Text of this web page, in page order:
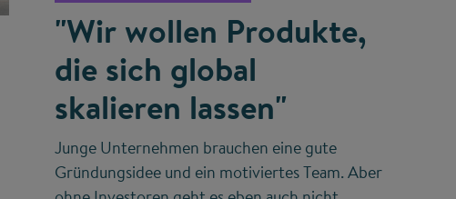
"Wir wollen Produkte,
die sich global
skalieren lassen"
Junge Unternehmen brauchen eine gute
Gründungsidee und ein motiviertes Team. Aber